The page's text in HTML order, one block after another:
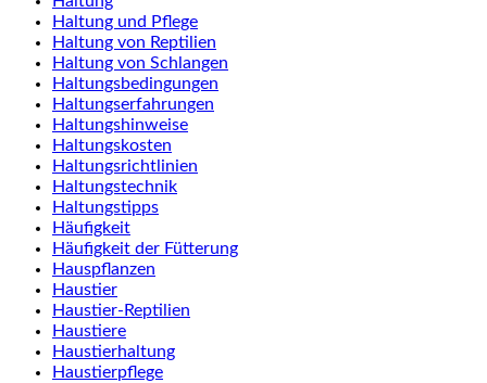
Haltung und Pflege
Haltung von Reptilien
Haltung von Schlangen
Haltungsbedingungen
Haltungserfahrungen
Haltungshinweise
Haltungskosten
Haltungsrichtlinien
Haltungstechnik
Haltungstipps
Häufigkeit
Häufigkeit der Fütterung
Hauspflanzen
Haustier
Haustier-Reptilien
Haustiere
Haustierhaltung
Haustierpflege